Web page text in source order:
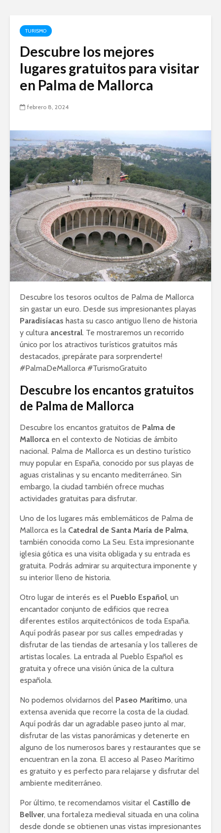
TURISMO
Descubre los mejores
lugares gratuitos para visitar
en Palma de Mallorca
febrero 8, 2024
Descubre los tesoros ocultos de Palma de Mallorca
sin gastar un euro. Desde sus impresionantes playas
Paradisíacas hasta su casco antiguo lleno de historia
y cultura ancestral. Te mostraremos un recorrido
único por los atractivos turísticos gratuitos más
destacados, ¡prepárate para sorprenderte!
#PalmaDeMallorca #TurismoGratuito
Descubre los encantos gratuitos
de Palma de Mallorca
Descubre los encantos gratuitos de Palma de
Mallorca en el contexto de Noticias de ámbito
nacional. Palma de Mallorca es un destino turístico
muy popular en España, conocido por sus playas de
aguas cristalinas y su encanto mediterráneo. Sin
embargo, la ciudad también ofrece muchas
actividades gratuitas para disfrutar.
Uno de los lugares más emblemáticos de Palma de
Mallorca es la Catedral de Santa María de Palma,
también conocida como La Seu. Esta impresionante
iglesia gótica es una visita obligada y su entrada es
gratuita. Podrás admirar su arquitectura imponente y
su interior lleno de historia.
Otro lugar de interés es el Pueblo Español, un
encantador conjunto de edificios que recrea
diferentes estilos arquitectónicos de toda España.
Aquí podrás pasear por sus calles empedradas y
disfrutar de las tiendas de artesanía y los talleres de
artistas locales. La entrada al Pueblo Español es
gratuita y ofrece una visión única de la cultura
española.
No podemos olvidarnos del Paseo Marítimo, una
extensa avenida que recorre la costa de la ciudad.
Aquí podrás dar un agradable paseo junto al mar,
disfrutar de las vistas panorámicas y detenerte en
alguno de los numerosos bares y restaurantes que se
encuentran en la zona. El acceso al Paseo Marítimo
es gratuito y es perfecto para relajarse y disfrutar del
ambiente mediterráneo.
Por último, te recomendamos visitar el Castillo de
Bellver, una fortaleza medieval situada en una colina
desde donde se obtienen unas vistas impresionantes